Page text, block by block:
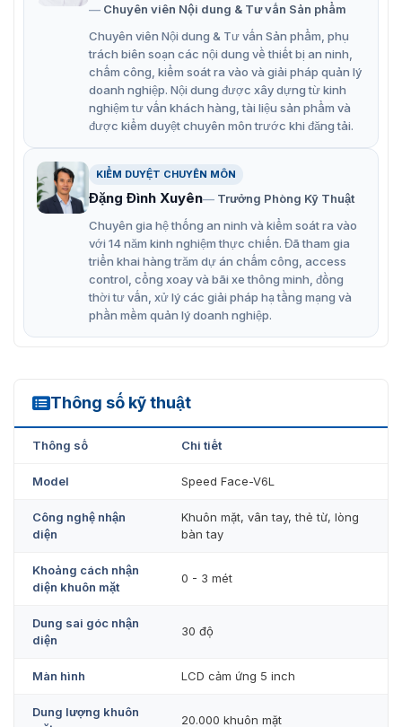
Kết nối linh hoạt: TCP/IP, RS232, RS485, Wiegand và
tùy chọn Wi-Fi.
Tích hợp hệ thống an ninh: Kết nối khóa cửa, cảm
biến cửa, báo động và các thiết bị phụ trợ khác.
Với lợi thế là đối tác phân phối ZKTeco, Vietnamsmart
cam kết cung cấp máy chấm công SpeedFace-V6L cùng
các dòng thiết bị ZKTeco chính hãng với giá ưu đãi và
hỗ trợ kỹ thuật 24/7.
📞 Liên hệ ngay
093.6611.372
để được tư vấn giải pháp
phù hợp, báo giá cạnh tranh và lắp đặt nhanh chóng!
Chuyên viên Nội dung & Tư vấn Sản phẩm
Chuyên viên Nội dung & Tư vấn Sản phẩm, phụ
trách biên soạn các nội dung về thiết bị an ninh,
chấm công, kiểm soát ra vào và giải pháp quản lý
doanh nghiệp. Nội dung được xây dựng từ kinh
nghiệm tư vấn khách hàng, tài liệu sản phẩm và
được kiểm duyệt chuyên môn trước khi đăng tải.
KIỂM DUYỆT CHUYÊN MÔN
Đặng Đình Xuyên
Trưởng Phòng Kỹ Thuật
Chuyên gia hệ thống an ninh và kiểm soát ra vào
với 14 năm kinh nghiệm thực chiến. Đã tham gia
triển khai hàng trăm dự án chấm công, access
control, cổng xoay và bãi xe thông minh, đồng
thời tư vấn, xử lý các giải pháp hạ tầng mạng và
phần mềm quản lý doanh nghiệp.
Thông số kỹ thuật
SpeedFace-V6L
Thông số Chi tiết
Model Speed Face-V6L
Công nghệ nhận
diện
Khuôn mặt, vân tay, thẻ từ, lòng
bàn tay
Khoảng cách nhận
diện khuôn mặt
0 - 3 mét
Dung sai góc nhận
diện
30 độ
Màn hình LCD cảm ứng 5 inch
Dung lượng khuôn
20.000 khuôn mặt